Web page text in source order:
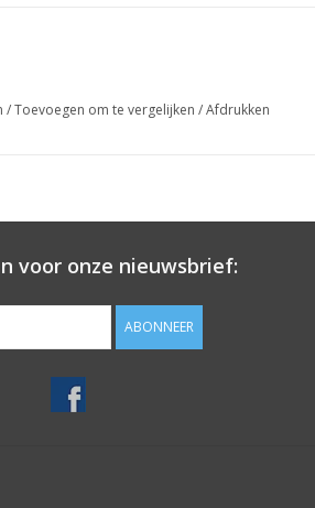
/Toevoegen om te vergelijken /Afdrukken
voor onze nieuwsbrief:
ABONNEER